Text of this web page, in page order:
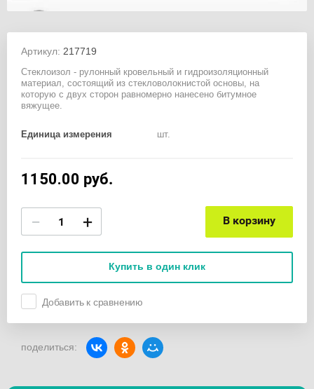
Артикул: 217719
Стеклоизол - рулонный кровельный и гидроизоляционный
материал, состоящий из стекловолокнистой основы, на
которую с двух сторон равномерно нанесено битумное
вяжущее.
Единица измерения шт.
1150.00 руб.
− + В корзину
Купить в один клик
Добавить к сравнению
поделиться: